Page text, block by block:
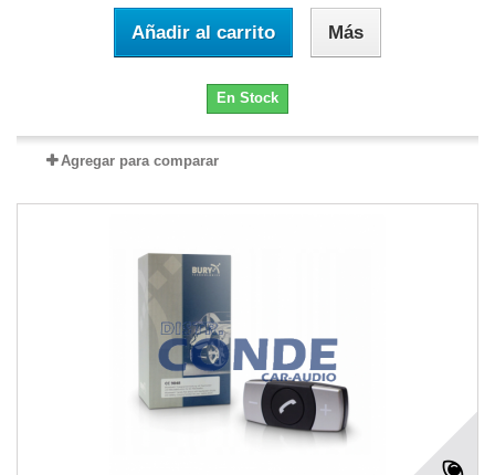
Añadir al carrito Más
En Stock
Agregar para comparar